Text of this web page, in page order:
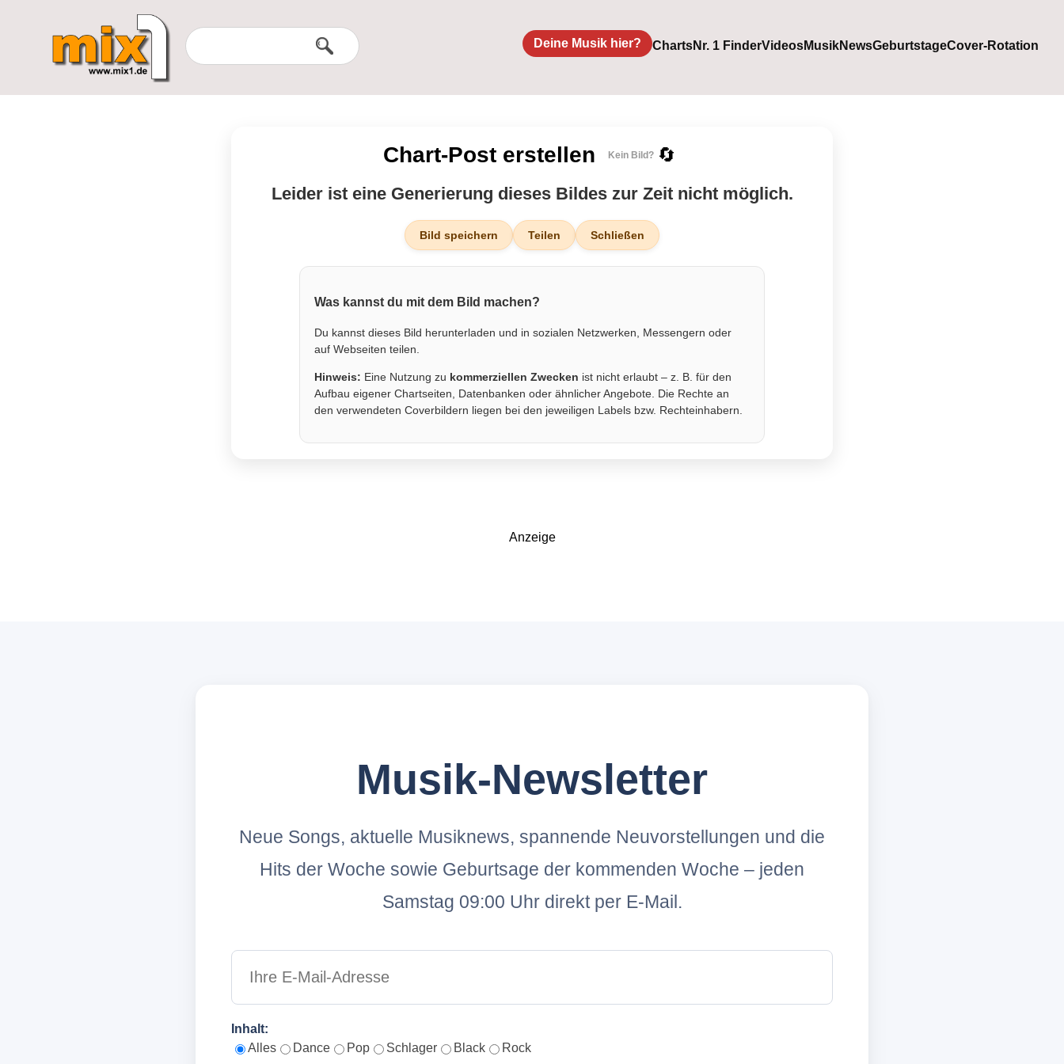
Deine Musik hier? ChartsNr. 1 FinderVideosMusikNewsGeburtstageCover-Rotation
Chart-Post erstellen Kein Bild? 🔄
Leider ist eine Generierung dieses Bildes zur Zeit nicht möglich.
Bild speichern Teilen Schließen
Was kannst du mit dem Bild machen?
Du kannst dieses Bild herunterladen und in sozialen Netzwerken, Messengern oder
auf Webseiten teilen.
Hinweis: Eine Nutzung zu kommerziellen Zwecken ist nicht erlaubt – z. B. für den
Aufbau eigener Chartseiten, Datenbanken oder ähnlicher Angebote. Die Rechte an
den verwendeten Coverbildern liegen bei den jeweiligen Labels bzw. Rechteinhabern.
Anzeige
Musik-Newsletter
Neue Songs, aktuelle Musiknews, spannende Neuvorstellungen und die
Hits der Woche sowie Geburtsage der kommenden Woche – jeden
Samstag 09:00 Uhr direkt per E-Mail.
Inhalt:
Alles
Dance Pop Schlager Black Rock